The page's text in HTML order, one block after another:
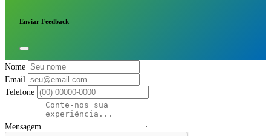
Enviar Feedback
Nome
Email
Telefone
Mensagem